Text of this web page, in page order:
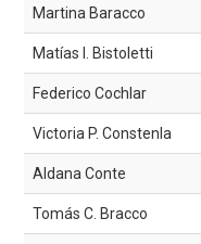
Martina Baracco
Matías I. Bistoletti
Federico Cochlar
Victoria P. Constenla
Aldana Conte
Tomás C. Bracco